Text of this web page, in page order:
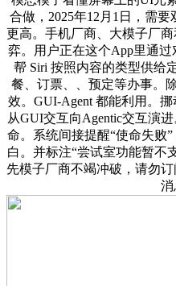
合做，2025年12月1日，需
更高。手机厂商、大模子厂
弈。用户正在这个App里通
帮 Siri 按照内容的类型供给
餐、订票、、预定等办事。
效。GUI-Agent 都能利用。
从GUI交互向Agentic交互演
命。系统间接提醒“使命失败
白。并标注“尝试室功能暂不
先模子厂商不竭冲破，请勿
消